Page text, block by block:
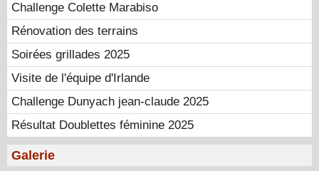
Challenge Colette Marabiso
Rénovation des terrains
Soirées grillades 2025
Visite de l'équipe d'Irlande
Challenge Dunyach jean-claude 2025
Résultat Doublettes féminine 2025
Galerie